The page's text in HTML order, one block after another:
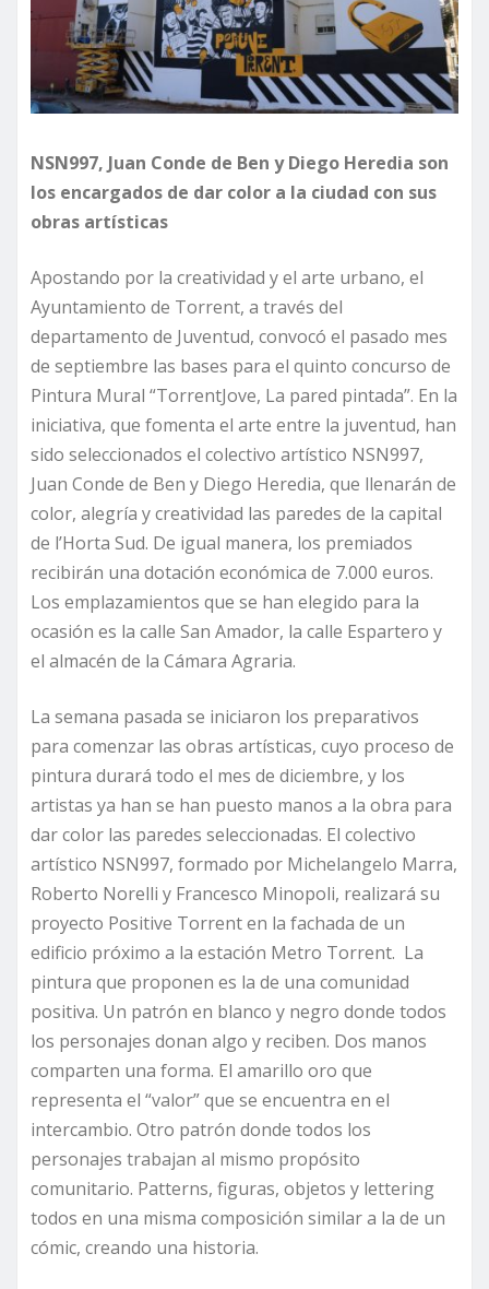
NSN997, Juan Conde de Ben y Diego Heredia son
los encargados de dar color a la ciudad con sus
obras artísticas
Apostando por la creatividad y el arte urbano, el
Ayuntamiento de Torrent, a través del
departamento de Juventud, convocó el pasado mes
de septiembre las bases para el quinto concurso de
Pintura Mural “TorrentJove, La pared pintada”. En la
iniciativa, que fomenta el arte entre la juventud, han
sido seleccionados el colectivo artístico NSN997,
Juan Conde de Ben y Diego Heredia, que llenarán de
color, alegría y creatividad las paredes de la capital
de l’Horta Sud. De igual manera, los premiados
recibirán una dotación económica de 7.000 euros.
Los emplazamientos que se han elegido para la
ocasión es la calle San Amador, la calle Espartero y
el almacén de la Cámara Agraria.
La semana pasada se iniciaron los preparativos
para comenzar las obras artísticas, cuyo proceso de
pintura durará todo el mes de diciembre, y los
artistas ya han se han puesto manos a la obra para
dar color las paredes seleccionadas. El colectivo
artístico NSN997, formado por Michelangelo Marra,
Roberto Norelli y Francesco Minopoli, realizará su
proyecto Positive Torrent en la fachada de un
edificio próximo a la estación Metro Torrent. La
pintura que proponen es la de una comunidad
positiva. Un patrón en blanco y negro donde todos
los personajes donan algo y reciben. Dos manos
comparten una forma. El amarillo oro que
representa el “valor” que se encuentra en el
intercambio. Otro patrón donde todos los
personajes trabajan al mismo propósito
comunitario. Patterns, figuras, objetos y lettering
todos en una misma composición similar a la de un
cómic, creando una historia.